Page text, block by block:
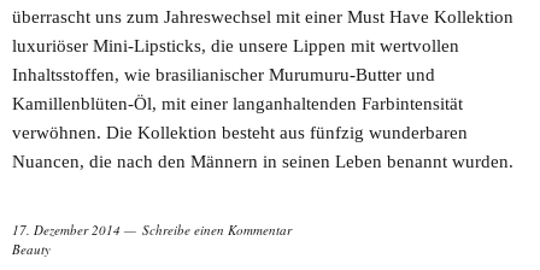
überrascht uns zum Jahreswechsel mit einer Must Have Kollektion
luxuriöser Mini-Lipsticks, die unsere Lippen mit wertvollen
Inhaltsstoffen, wie brasilianischer Murumuru-Butter und
Kamillenblüten-Öl, mit einer langanhaltenden Farbintensität
verwöhnen. Die Kollektion besteht aus fünfzig wunderbaren
Nuancen, die nach den Männern in seinen Leben benannt wurden.
17. Dezember 2014
Schreibe einen Kommentar
Beauty